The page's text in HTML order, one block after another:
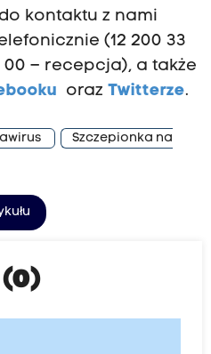
kontaktu z nami
(12 200 33
00 – recepcja), a także
oraz Twitterze.
Szczepionka na
(0)